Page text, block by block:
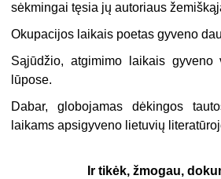
sėkmingai tęsia jų autoriaus
Okupacijos laikais poetas gyveno
Sąjūdžio, atgimimo laikais
lūpose.
Dabar, globojamas dėkingos
laikams apsigyveno lietuvių
Ir tikėk, žmogau,